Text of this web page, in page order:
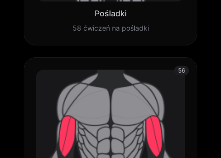
Pośladki
58 ćwiczeń na pośladki
56